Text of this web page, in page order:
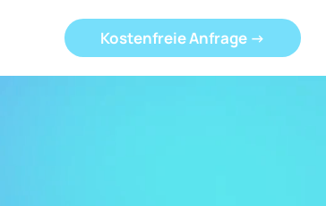
Kostenfreie Anfrage ->